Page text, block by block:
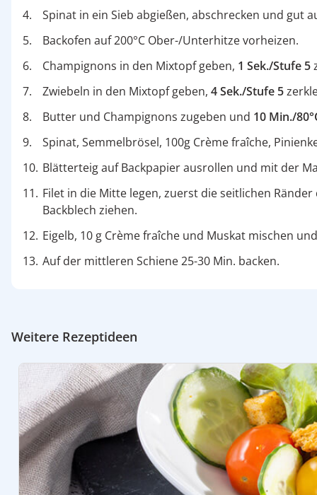
Spinat in ein Sieb abgießen, abschrecken und gut
Backofen auf 200°C Ober-/Unterhitze vorheizen.
Champignons in den Mixtopf geben, 1 Sek./Stufe 5
Zwiebeln in den Mixtopf geben, 4 Sek./Stufe 5
Butter und Champignons zugeben und 10 Min./
Spinat, Semmelbrösel, 100g Crème fraîche,
Blätterteig auf Backpapier ausrollen und mit der
Filet in die Mitte legen, zuerst die seitlichen
Backblech ziehen.
Eigelb, 10 g Crème fraîche und Muskat mischen
Auf der mittleren Schiene 25-30 Min. backen.
Weitere Rezeptideen